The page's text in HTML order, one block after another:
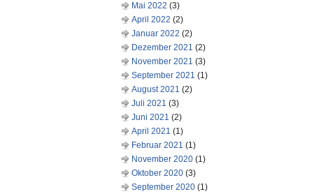
Mai 2022 (3)
April 2022 (2)
Januar 2022 (2)
Dezember 2021 (2)
November 2021 (3)
September 2021 (1)
August 2021 (2)
Juli 2021 (3)
Juni 2021 (2)
April 2021 (1)
Februar 2021 (1)
November 2020 (1)
Oktober 2020 (3)
September 2020 (1)